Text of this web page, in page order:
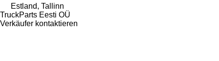
Estland, Tallinn
TruckParts Eesti OÜ
Verkäufer kontaktieren